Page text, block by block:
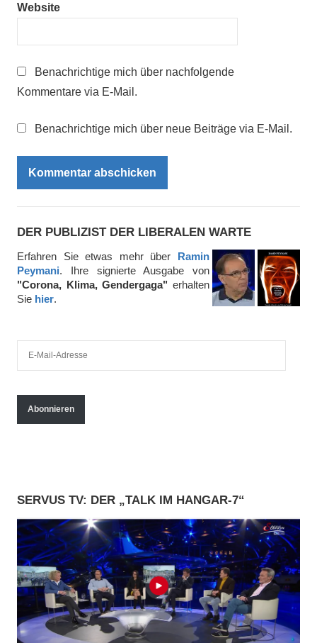
Website
Benachrichtige mich über nachfolgende
Kommentare via E-Mail.
Benachrichtige mich über neue Beiträge via E-Mail.
DER PUBLIZIST DER LIBERALEN WARTE
Erfahren Sie etwas mehr über
Ramin
Peymani. Ihre signierte Ausgabe von
"Corona, Klima, Gendergaga" erhalten
Sie hier.
-
d
r
e
s
s
e
Abonnieren
SERVUS TV: DER „TALK IM HANGAR-7“